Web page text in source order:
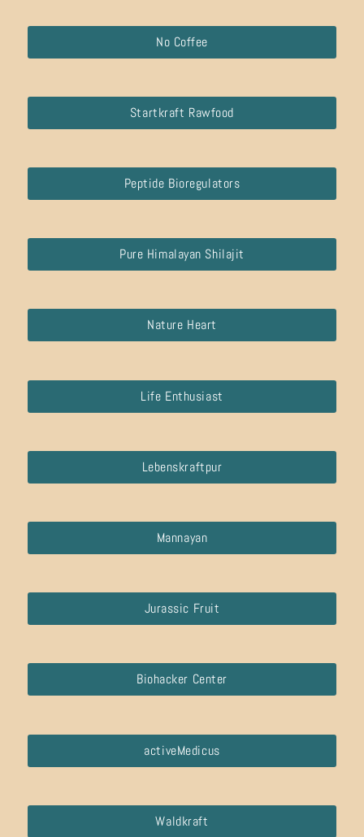
No Coffee
Startkraft Rawfood
Peptide Bioregulators
Pure Himalayan Shilajit
Nature Heart
Life Enthusiast
Lebenskraftpur
Mannayan
Jurassic Fruit
Biohacker Center
activeMedicus
Waldkraft